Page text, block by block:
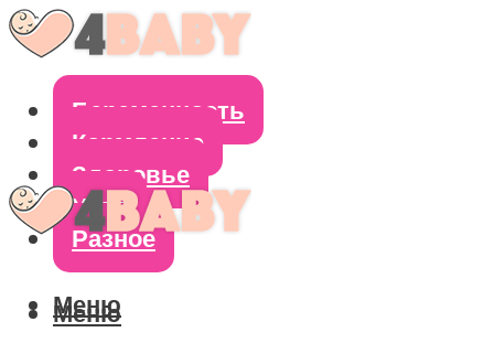
Беременность
Кормление
Здоровье
Уход
Разное
Меню
Меню